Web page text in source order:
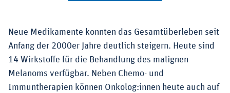
Neue Medikamente konnten das Gesamtüberleben seit
Anfang der 2000er Jahre deutlich steigern. Heute sind
14 Wirkstoffe für die Behandlung des malignen
Melanoms verfügbar. Neben Chemo- und
Immuntherapien können Onkolog:innen heute auch auf